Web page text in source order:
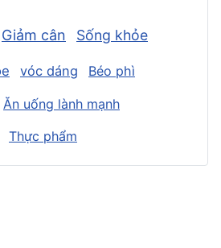
Giảm cân Sống khỏe
vóc dáng Béo phì
Ăn uống lành mạnh
Thực phẩm